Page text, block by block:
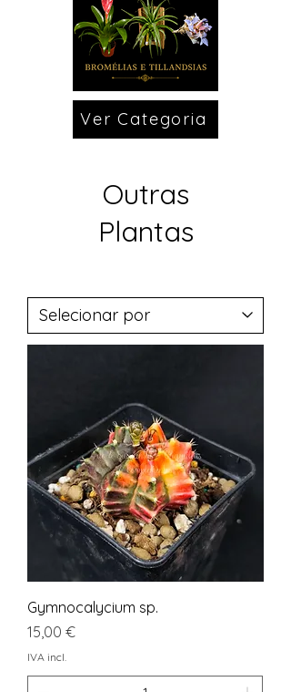
Ver Categoria
Outras
Plantas
Gymnocalycium sp.
Preço
15,00 €
IVA incl.